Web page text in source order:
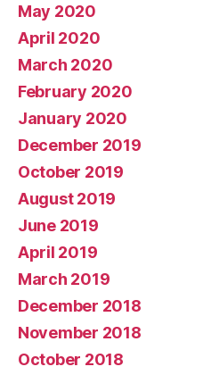
May 2020
April 2020
March 2020
February 2020
January 2020
December 2019
October 2019
August 2019
June 2019
April 2019
March 2019
December 2018
November 2018
October 2018